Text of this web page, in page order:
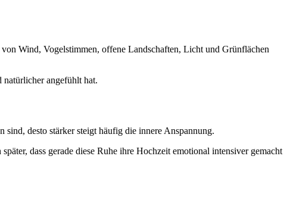
Wind, Vogelstimmen, offene Landschaften, Licht und Grünflächen
natürlicher angefühlt hat.
desto stärker steigt häufig die innere Anspannung.
dass gerade diese Ruhe ihre Hochzeit emotional intensiver gemacht